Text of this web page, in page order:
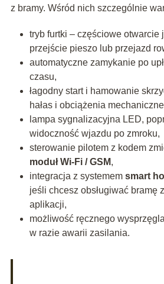
z bramy. Wśród nich szczególnie
tryb furtki – częściowe otwarcie
przejście pieszo lub przejazd
automatyczne zamykanie po
czasu,
łagodny start i hamowanie
hałas i obciążenia
lampa sygnalizacyjna LED,
widoczność wjazdu po zmroku,
sterowanie pilotem z kodem
moduł Wi-Fi / GSM,
integracja z systemem smart
jeśli chcesz obsługiwać bramę
aplikacji,
możliwość ręcznego
w razie awarii zasilania.